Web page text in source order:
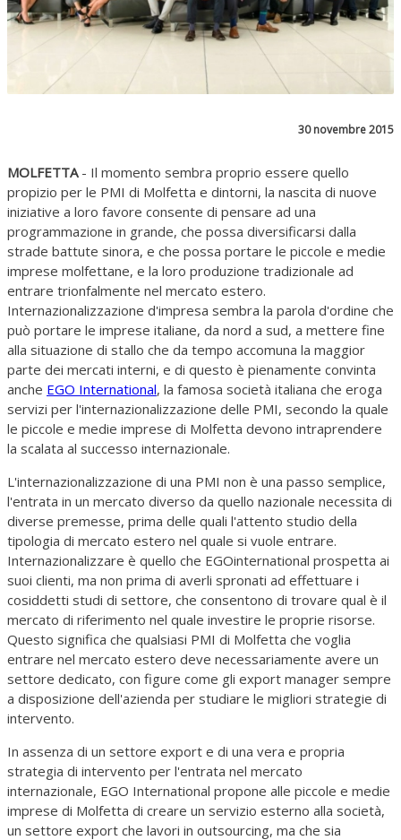
30 novembre 2015
MOLFETTA - Il momento sembra proprio essere quello
propizio per le PMI di Molfetta e dintorni, la nascita di nuove
iniziative a loro favore consente di pensare ad una
programmazione in grande, che possa diversificarsi dalla
strade battute sinora, e che possa portare le piccole e medie
imprese molfettane, e la loro produzione tradizionale ad
entrare trionfalmente nel mercato estero.
Internazionalizzazione d'impresa sembra la parola d'ordine che
può portare le imprese italiane, da nord a sud, a mettere fine
alla situazione di stallo che da tempo accomuna la maggior
parte dei mercati interni, e di questo è pienamente convinta
anche EGO International, la famosa società italiana che eroga
servizi per l'internazionalizzazione delle PMI, secondo la quale
le piccole e medie imprese di Molfetta devono intraprendere
la scalata al successo internazionale.
L'internazionalizzazione di una PMI non è una passo semplice,
l'entrata in un mercato diverso da quello nazionale necessita di
diverse premesse, prima delle quali l'attento studio della
tipologia di mercato estero nel quale si vuole entrare.
Internazionalizzare è quello che EGOinternational prospetta ai
suoi clienti, ma non prima di averli spronati ad effettuare i
cosiddetti studi di settore, che consentono di trovare qual è il
mercato di riferimento nel quale investire le proprie risorse.
Questo significa che qualsiasi PMI di Molfetta che voglia
entrare nel mercato estero deve necessariamente avere un
settore dedicato, con figure come gli export manager sempre
a disposizione dell'azienda per studiare le migliori strategie di
intervento.
In assenza di un settore export e di una vera e propria
strategia di intervento per l'entrata nel mercato
internazionale, EGO International propone alle piccole e medie
imprese di Molfetta di creare un servizio esterno alla società,
un settore export che lavori in outsourcing, ma che sia